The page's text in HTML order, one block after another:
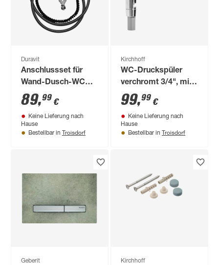
Duravit
Anschlussset für
Wand-Dusch-WC
'Cesari' Höhe 112
cm
89,99 €
Keine Lieferung nach
Hause
Bestellbar in Troisdorf
Kirchhoff
WC-Druckspüler
verchromt 3/4", mit
Spartaste
99,99 €
Keine Lieferung nach
Hause
Bestellbar in Troisdorf
Geberit Kirchhoff